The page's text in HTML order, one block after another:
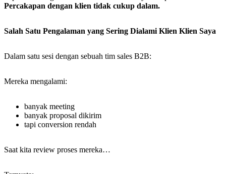
Percakapan dengan klien tidak cukup dalam.
Salah Satu Pengalaman yang Sering Dialami Klien Klien Saya
Dalam satu sesi dengan sebuah tim sales B2B:
Mereka mengalami:
banyak meeting
banyak proposal dikirim
tapi conversion rendah
Saat kita review proses mereka…